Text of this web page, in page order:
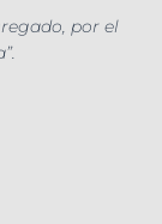
por el